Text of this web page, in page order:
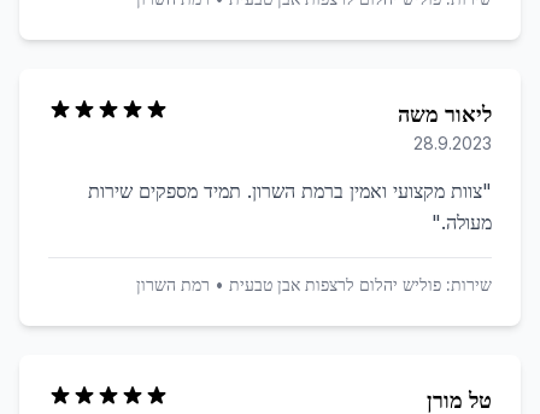
ליאור משה
28.9.2023
"צוות מקצועי ואמין ברמת השרון. תמיד מספקים שירות
מעולה."
שירות: פוליש יהלום לרצפות אבן טבעית • רמת השרון
טל מורן